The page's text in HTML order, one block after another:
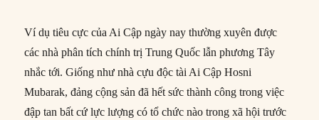
Ví dụ tiêu cực của Ai Cập ngày nay thường xuyên được
các nhà phân tích chính trị Trung Quốc lẫn phương Tây
nhắc tới. Giống như nhà cựu độc tài Ai Cập Hosni
Mubarak, đảng cộng sản đã hết sức thành công trong việc
đập tan bất cứ lực lượng có tổ chức nào trong xã hội trước